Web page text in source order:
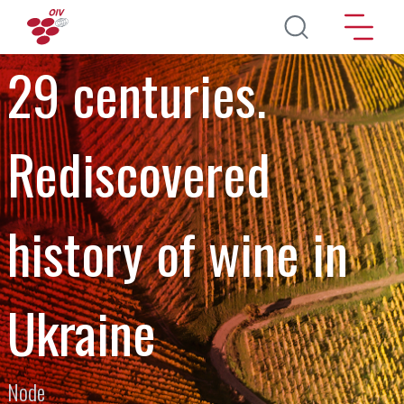
Aller au contenu principal
29 centuries.
Rediscovered
history of wine in
Ukraine
Node